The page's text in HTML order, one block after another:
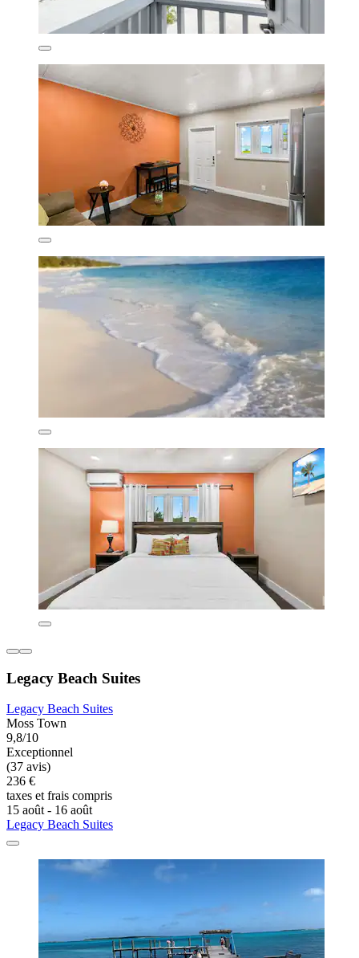
Legacy Beach Suites
Legacy Beach Suites
Moss Town
9,8/10
Exceptionnel
(37 avis)
236 €
taxes et frais compris
15 août - 16 août
Legacy Beach Suites